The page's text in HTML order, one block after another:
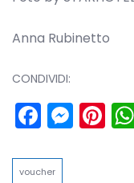
Anna Rubinetto
CONDIVIDI:
voucher